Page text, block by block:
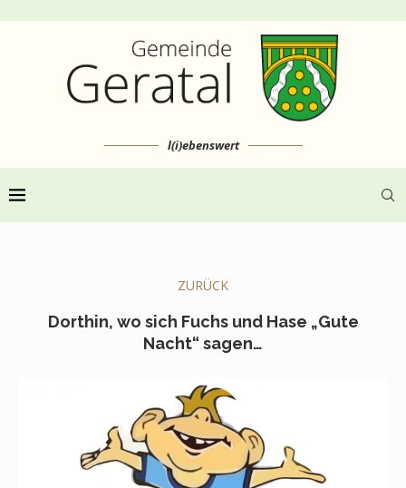
l(i)ebenswert
ZURÜCK
Dorthin, wo sich Fuchs und Hase „Gute
Nacht“ sagen…